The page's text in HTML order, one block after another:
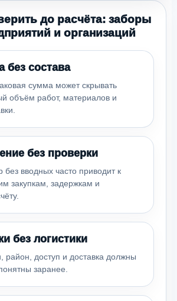
до расчёта: заборы
и организаций
без состава
сумма может скрывать
объём работ, материалов и
без проверки
без вводных часто приводит к
закупкам, задержкам и
без логистики
район, доступ и доставка должны
заранее.